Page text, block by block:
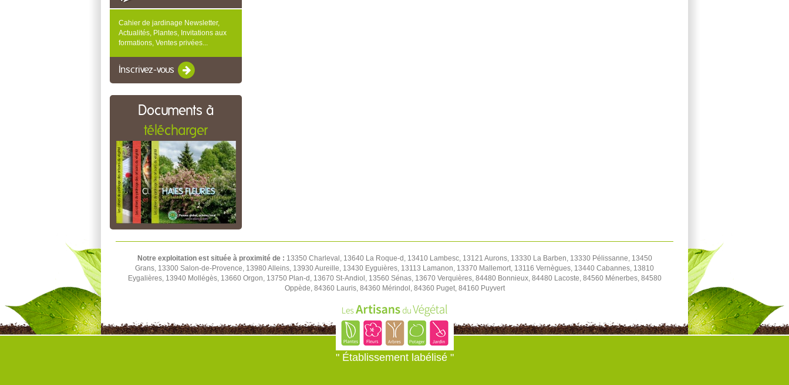
Cahier de jardinage Newsletter,
Actualités, Plantes, Invitations aux
formations, Ventes privées...
Inscrivez-vous
Documents à
télécharger
Notre exploitation est située à proximité de : 13350 Charleval, 13640 La Roque-d, 13410 Lambesc, 13121 Aurons, 13330 La Barben, 13330 Pélissanne, 13450
Grans, 13300 Salon-de-Provence, 13980 Alleins, 13930 Aureille, 13430 Eyguières, 13113 Lamanon, 13370 Mallemort, 13116 Vernègues, 13440 Cabannes, 13810
Eygalières, 13940 Mollégès, 13660 Orgon, 13750 Plan-d, 13670 St-Andiol, 13560 Sénas, 13670 Verquières, 84480 Bonnieux, 84480 Lacoste, 84560 Ménerbes, 84580
Oppède, 84360 Lauris, 84360 Mérindol, 84360 Puget, 84160 Puyvert
" Établissement labélisé "